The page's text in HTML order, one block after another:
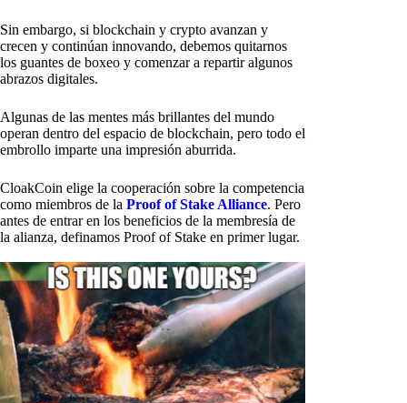
Sin embargo, si blockchain y crypto avanzan y
crecen y continúan innovando, debemos quitarnos
los guantes de boxeo y comenzar a repartir algunos
abrazos digitales.
Algunas de las mentes más brillantes del mundo
operan dentro del espacio de blockchain, pero todo el
embrollo imparte una impresión aburrida.
CloakCoin elige la cooperación sobre la competencia
como miembros de la Proof of Stake Alliance. Pero
antes de entrar en los beneficios de la membresía de
la alianza, definamos Proof of Stake en primer lugar.